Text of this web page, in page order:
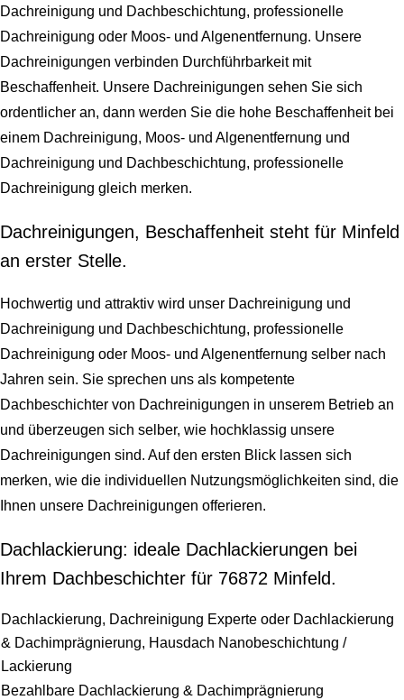
Dachreinigung und Dachbeschichtung, professionelle
Dachreinigung oder Moos- und Algenentfernung. Unsere
Dachreinigungen verbinden Durchführbarkeit mit
Beschaffenheit. Unsere Dachreinigungen sehen Sie sich
ordentlicher an, dann werden Sie die hohe Beschaffenheit bei
einem Dachreinigung, Moos- und Algenentfernung und
Dachreinigung und Dachbeschichtung, professionelle
Dachreinigung gleich merken.
Dachreinigungen, Beschaffenheit steht für Minfeld
an erster Stelle.
Hochwertig und attraktiv wird unser Dachreinigung und
Dachreinigung und Dachbeschichtung, professionelle
Dachreinigung oder Moos- und Algenentfernung selber nach
Jahren sein. Sie sprechen uns als kompetente
Dachbeschichter von Dachreinigungen in unserem Betrieb an
und überzeugen sich selber, wie hochklassig unsere
Dachreinigungen sind. Auf den ersten Blick lassen sich
merken, wie die individuellen Nutzungsmöglichkeiten sind, die
Ihnen unsere Dachreinigungen offerieren.
Dachlackierung: ideale Dachlackierungen bei
Ihrem Dachbeschichter für 76872 Minfeld.
Dachlackierung, Dachreinigung Experte oder Dachlackierung
& Dachimprägnierung, Hausdach Nanobeschichtung /
Lackierung
Bezahlbare Dachlackierung & Dachimprägnierung